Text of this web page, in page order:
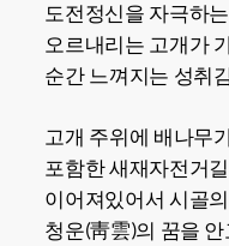
도전정신을 자극하
오르내리는 고개가
순간 느껴지는 성취
고개 주위에 배나무
포함한 새재자전거
이어져있어서 시골
청운(靑雲)의 꿈을